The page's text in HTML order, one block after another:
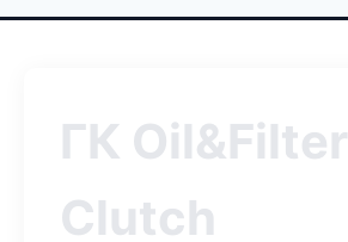
ГК Oil&Filter
Clutch